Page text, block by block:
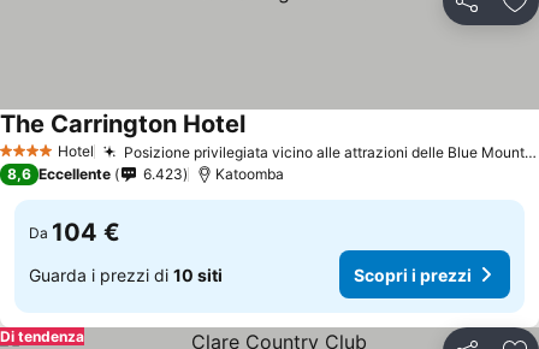
Condividi
4 Stelle Hotel Posizione privilegiata vicino alle attrazioni delle Blue Mountains
The Carrington Hotel
8,6 Eccellente 6.423 Katoomba
Da 104 €
Guarda i prezzi di 10 siti Scopri i prezzi
Di tendenza